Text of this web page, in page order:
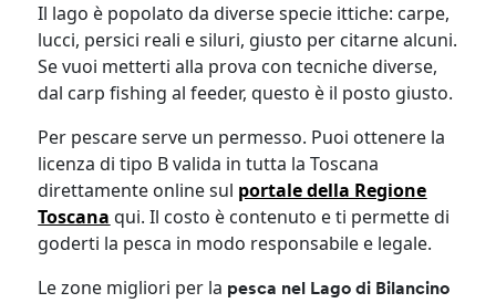
Il lago è popolato da diverse specie ittiche: carpe,
lucci, persici reali e siluri, giusto per citarne alcuni.
Se vuoi metterti alla prova con tecniche diverse,
dal carp fishing al feeder, questo è il posto giusto.
Per pescare serve un permesso. Puoi ottenere la
licenza di tipo B valida in tutta la Toscana
direttamente online sul portale della Regione
Toscana qui. Il costo è contenuto e ti permette di
goderti la pesca in modo responsabile e legale.
Le zone migliori per la pesca nel Lago di Bilancino